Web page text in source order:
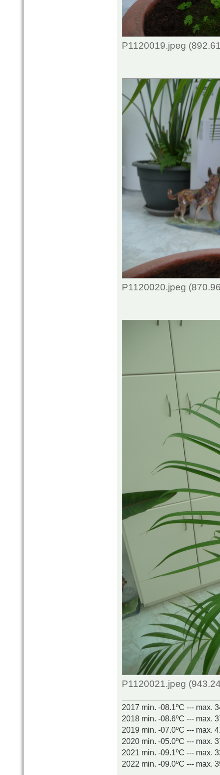
P1120019.jpeg
P1120020.jpeg
P1120021.jpeg
2017 min. -08.1ºC --- max.
2018 min. -08.6ºC --- max.
2019 min. -07.0ºC --- max.
2020 min. -05.0ºC --- max.
2021 min. -09.1ºC --- max.
2022 min. -09.0ºC --- max.